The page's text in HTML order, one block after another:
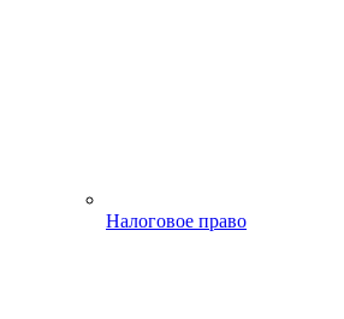
Налоговое право